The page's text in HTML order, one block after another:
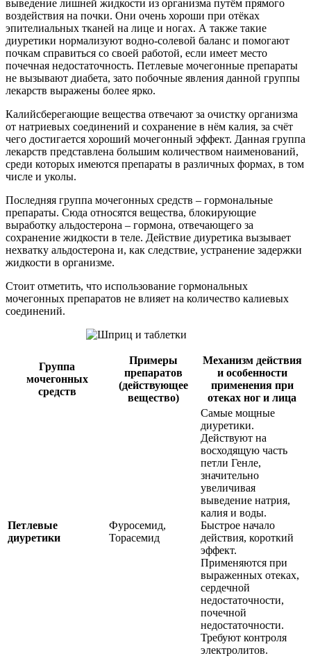
выведение лишней жидкости из организма путём прямого
воздействия на почки. Они очень хороши при отёках
эпителиальных тканей на лице и ногах. А также такие
диуретики нормализуют водно-солевой баланс и помогают
почкам справиться со своей работой, если имеет место
почечная недостаточность. Петлевые мочегонные препараты
не вызывают диабета, зато побочные явления данной группы
лекарств выражены более ярко.
Калийсберегающие вещества отвечают за очистку организма
от натриевых соединений и сохранение в нём калия, за счёт
чего достигается хороший мочегонный эффект. Данная группа
лекарств представлена большим количеством наименований,
среди которых имеются препараты в различных формах, в том
числе и уколы.
Последняя группа мочегонных средств – гормональные
препараты. Сюда относятся вещества, блокирующие
выработку альдостерона – гормона, отвечающего за
сохранение жидкости в теле. Действие диуретика вызывает
нехватку альдостерона и, как следствие, устранение задержки
жидкости в организме.
Стоит отметить, что использование гормональных
мочегонных препаратов не влияет на количество калиевых
соединений.
Группа
мочегонных
средств
Примеры
препаратов
(действующее
вещество)
Механизм действия
и особенности
применения при
отеках ног и лица
Петлевые
диуретики
Фуросемид,
Торасемид
Самые мощные
диуретики.
Действуют на
восходящую часть
петли Генле,
значительно
увеличивая
выведение натрия,
калия и воды.
Быстрое начало
действия, короткий
эффект.
Применяются при
выраженных отеках,
сердечной
недостаточности,
почечной
недостаточности.
Требуют контроля
электролитов.